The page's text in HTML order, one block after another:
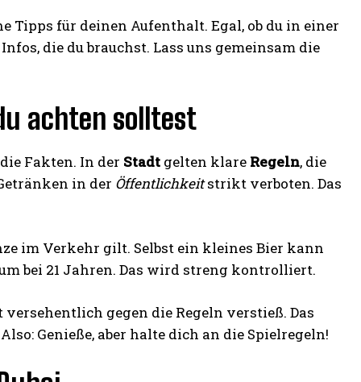
Tipps für deinen Aufenthalt. Egal, ob du in einer
die du brauchst. Lass uns gemeinsam die
achten solltest
Fakten. In der Stadt gelten klare Regeln, die
in der Öffentlichkeitstrikt verboten. Das
im Verkehr gilt. Selbst ein kleines Bier kann
bei 21 Jahren. Das wird streng kontrolliert.
gegen die Regeln verstieß. Das
Genieße, aber halte dich an die Spielregeln!